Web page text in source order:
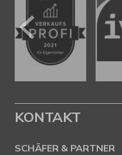
KONTAKT
SCHÄFER & PARTNER